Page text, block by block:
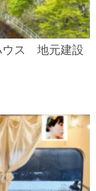
ウス 地元建設